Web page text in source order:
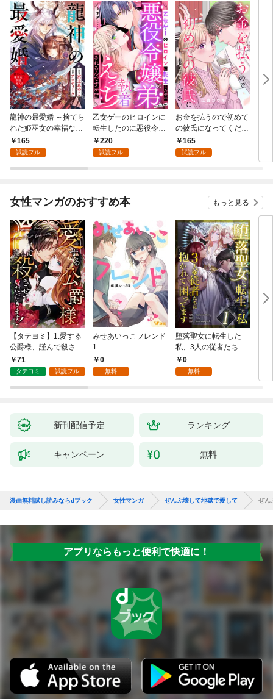
龍神の最愛婚 ～捨てら
れた姫巫女の幸福な嫁
入り～: 1
165
試読フル
乙女ゲーのヒロインに
転生したのに悪役令嬢
の弟（攻略対象外）に
執着えっちされるんで
220
試読フル
お金を払うので初めて
の彼氏になってくださ
い: 1
165
試読フル
恋
女性マンガのおすすめ本 もっと見る
【タテヨミ】1.愛する
公爵様、謹んで殺させ
ていただきます！
71
タテヨミ 試読フル
みせあいっこフレンド
1
0
無料
堕落聖女に転生した
私、3人の従者たちに
抱かれて困ってます 第
1話
0
無料
授
身
新刊配信予定 ランキング
キャンペーン 無料
漫画無料試し読みならdブック 女性マンガ ぜんぶ壊して地獄で愛して ぜん
アプリならもっと便利で快適に！